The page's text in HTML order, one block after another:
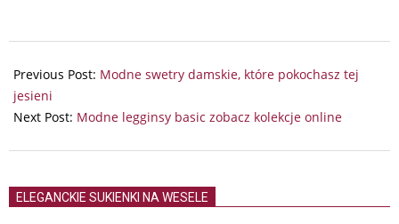
10-
02
Previous Post: Modne swetry damskie, które pokochasz tej
jesieni
Next Post: Modne legginsy basic zobacz kolekcje online
ELEGANCKIE SUKIENKI NA WESELE